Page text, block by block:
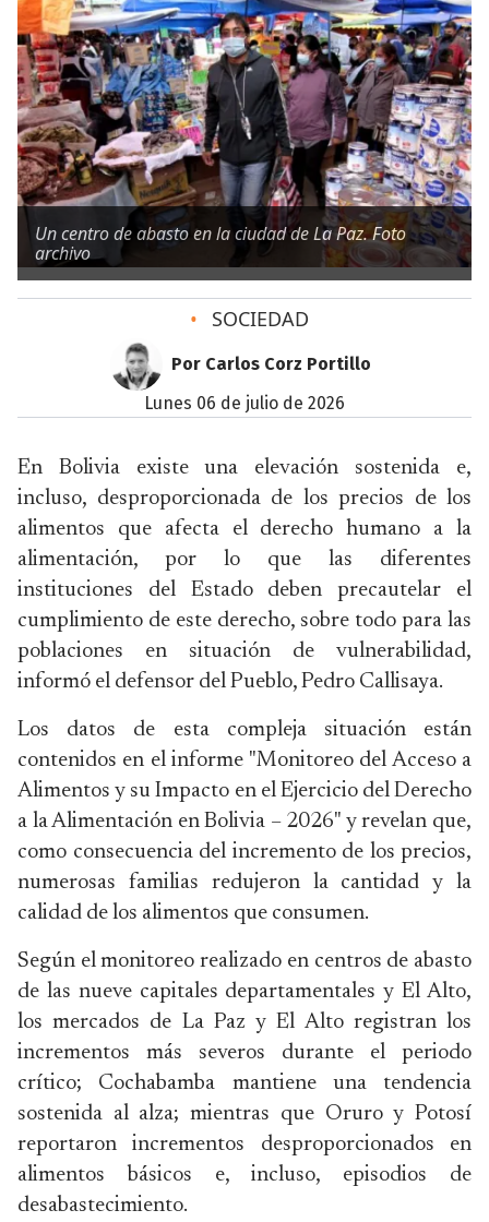
Un centro de abasto en la ciudad de La Paz. Foto
archivo
• SOCIEDAD
Por Carlos Corz Portillo
lunes 06 de julio de 2026
En Bolivia existe una elevación sostenida e,
incluso, desproporcionada de los precios de los
alimentos que afecta el derecho humano a la
alimentación, por lo que las diferentes
instituciones del Estado deben precautelar el
cumplimiento de este derecho, sobre todo para las
poblaciones en situación de vulnerabilidad,
informó el defensor del Pueblo, Pedro Callisaya.
Los datos de esta compleja situación están
contenidos en el informe "Monitoreo del Acceso a
Alimentos y su Impacto en el Ejercicio del Derecho
a la Alimentación en Bolivia – 2026" y revelan que,
como consecuencia del incremento de los precios,
numerosas familias redujeron la cantidad y la
calidad de los alimentos que consumen.
Según el monitoreo realizado en centros de abasto
de las nueve capitales departamentales y El Alto,
los mercados de La Paz y El Alto registran los
incrementos más severos durante el periodo
crítico; Cochabamba mantiene una tendencia
sostenida al alza; mientras que Oruro y Potosí
reportaron incrementos desproporcionados en
alimentos básicos e, incluso, episodios de
desabastecimiento.